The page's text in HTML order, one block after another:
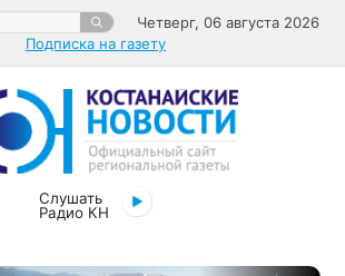
Четверг, 06 августа 2026
Подписка на газету
Слушать
Радио КН